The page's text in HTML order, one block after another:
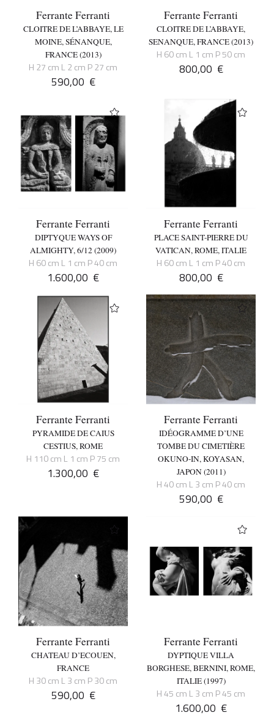
Ferrante Ferranti
CLOITRE DE L’ABBAYE, LE
MOINE, SÉNANQUE,
FRANCE (2013)
H 27 cm L 2 cm P 27 cm
590,00 €
Ferrante Ferranti
CLOITRE DE L’ABBAYE,
SENANQUE, FRANCE (2013)
H 60 cm L 1 cm P 50 cm
800,00 €
Ferrante Ferranti
DIPTYQUE WAYS OF
ALMIGHTY, 6/12 (2009)
H 60 cm L 1 cm P 40 cm
1.600,00 €
Ferrante Ferranti
PLACE SAINT-PIERRE DU
VATICAN, ROME, ITALIE
H 60 cm L 1 cm P 40 cm
800,00 €
Ferrante Ferranti
PYRAMIDE DE CAIUS
CESTIUS, ROME
H 110 cm L 1 cm P 75 cm
1.300,00 €
Ferrante Ferranti
IDÉOGRAMME D’UNE
TOMBE DU CIMETIÈRE
OKUNO-IN, KOYASAN,
JAPON (2011)
H 40 cm L 3 cm P 40 cm
590,00 €
Ferrante Ferranti
CHATEAU D’ECOUEN,
FRANCE
H 30 cm L 3 cm P 30 cm
590,00 €
Ferrante Ferranti
DYPTIQUE VILLA
BORGHESE, BERNINI, ROME,
ITALIE (1997)
H 45 cm L 3 cm P 45 cm
1.600,00 €